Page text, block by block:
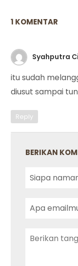
1 KOMENTAR
Syahputra
itu sudah
diusut sampai
Reply
BERIKAN